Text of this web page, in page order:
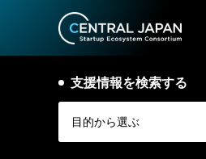
支援情報を検索する
目的から選ぶ